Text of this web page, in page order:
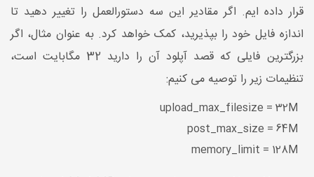
قرار داده ایم. اگر مقادیر این سه دستورالعمل را تغییر دهید تا
اندازه فایل خود را بپذیرید، کمک خواهد کرد. به عنوان مثال، اگر
بزرگترین فایلی که قصد آپلود آن را دارید 32 مگابایت است،
تنظیمات زیر را توصیه می کنیم:
upload_max_filesize = 32M
post_max_size = 64M
memory_limit = 128M